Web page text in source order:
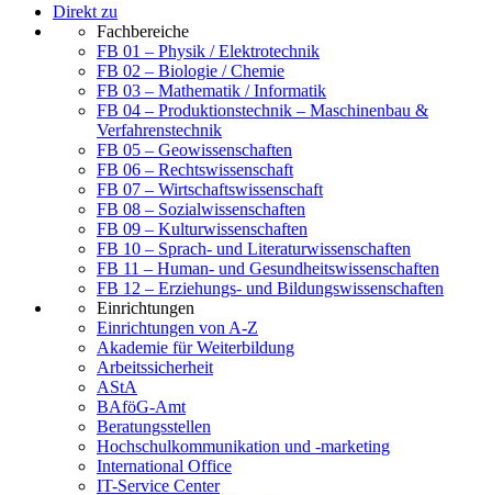
Direkt zu
Fachbereiche
FB 01 – Physik / Elektrotechnik
FB 02 – Biologie / Chemie
FB 03 – Mathematik / Informatik
FB 04 – Produktionstechnik – Maschinenbau &
Verfahrenstechnik
FB 05 – Geowissenschaften
FB 06 – Rechtswissenschaft
FB 07 – Wirtschaftswissenschaft
FB 08 – Sozialwissenschaften
FB 09 – Kulturwissenschaften
FB 10 – Sprach- und Literaturwissenschaften
FB 11 – Human- und Gesundheitswissenschaften
FB 12 – Erziehungs- und Bildungswissenschaften
Einrichtungen
Einrichtungen von A-Z
Akademie für Weiterbildung
Arbeitssicherheit
AStA
BAföG-Amt
Beratungsstellen
Hochschulkommunikation und -marketing
International Office
IT-Service Center